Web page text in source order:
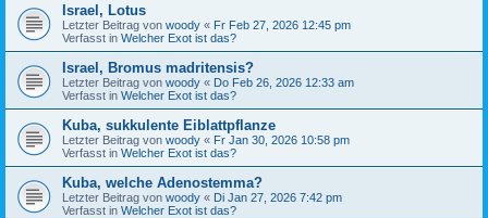
Israel, Lotus
Letzter Beitrag von woody « Fr Feb 27, 2026 12:45 pm
Verfasst in Welcher Exot ist das?
Israel, Bromus madritensis?
Letzter Beitrag von woody « Do Feb 26, 2026 12:33 am
Verfasst in Welcher Exot ist das?
Kuba, sukkulente Eiblattpflanze
Letzter Beitrag von woody « Fr Jan 30, 2026 10:58 pm
Verfasst in Welcher Exot ist das?
Kuba, welche Adenostemma?
Letzter Beitrag von woody « Di Jan 27, 2026 7:42 pm
Verfasst in Welcher Exot ist das?